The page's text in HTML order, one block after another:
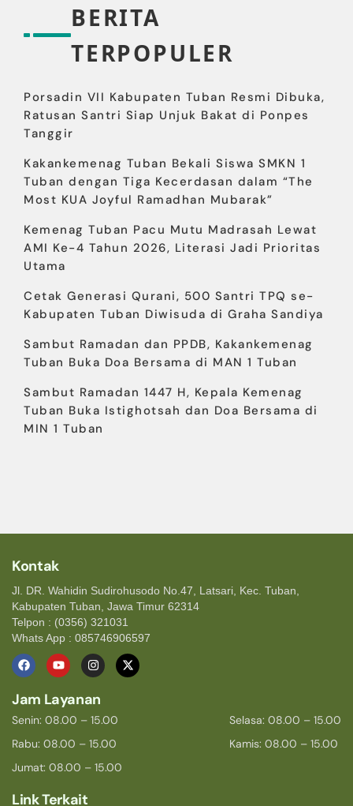
BERITA
TERPOPULER
Porsadin VII Kabupaten Tuban Resmi Dibuka,
Ratusan Santri Siap Unjuk Bakat di Ponpes
Tanggir
Kakankemenag Tuban Bekali Siswa SMKN 1
Tuban dengan Tiga Kecerdasan dalam “The
Most KUA Joyful Ramadhan Mubarak”
Kemenag Tuban Pacu Mutu Madrasah Lewat
AMI Ke-4 Tahun 2026, Literasi Jadi Prioritas
Utama
Cetak Generasi Qurani, 500 Santri TPQ se-
Kabupaten Tuban Diwisuda di Graha Sandiya
Sambut Ramadan dan PPDB, Kakankemenag
Tuban Buka Doa Bersama di MAN 1 Tuban
Sambut Ramadan 1447 H, Kepala Kemenag
Tuban Buka Istighotsah dan Doa Bersama di
MIN 1 Tuban
Kontak
Jl. DR. Wahidin Sudirohusodo No.47, Latsari, Kec. Tuban,
Kabupaten Tuban, Jawa Timur 62314
Telpon : (0356) 321031
Whats App : 085746906597
Jam Layanan
Senin: 08.00 – 15.00
Rabu: 08.00 – 15.00
Jumat: 08.00 – 15.00
Selasa: 08.00 – 15.00
Kamis: 08.00 – 15.00
Link Terkait